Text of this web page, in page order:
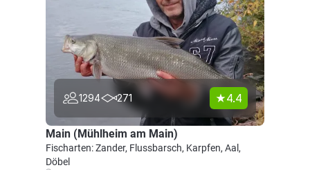
1294 271 4.4
Main (Mühlheim am Main)
Fischarten: Zander, Flussbarsch, Karpfen, Aal,
Döbel